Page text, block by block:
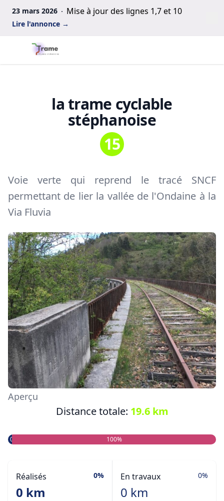
23 mars 2026 Mise à jour des lignes 1,7 et 10
Lire l'annonce →
Observatoire des politiques cyclables
la trame cyclable
stéphanoise
15
Voie verte qui reprend le tracé SNCF
permettant de lier la vallée de l'Ondaine à la
Via Fluvia
Aperçu
Distance totale: 19.6 km
0% 100%
Réalisés 0%
0 km
En travaux 0%
0 km